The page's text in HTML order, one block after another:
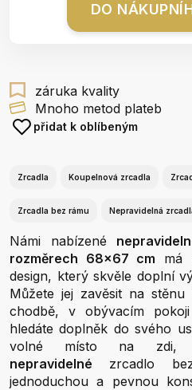
DO
záruka kvality
Mnoho metod plateb
přidat k oblíbeným
Zrcadla Koupelnová zrcadla
Zrcadla bez rámu Nepravidelná
Námi nabízené
rozměrech 68x67 cm má
design, který skvěle doplní
Můžete jej zavěsit na
chodbě, v obývacím
hledáte doplněk do svého
volné místo na zdi,
nepravidelné zrcadlo
jednoduchou a pevnou